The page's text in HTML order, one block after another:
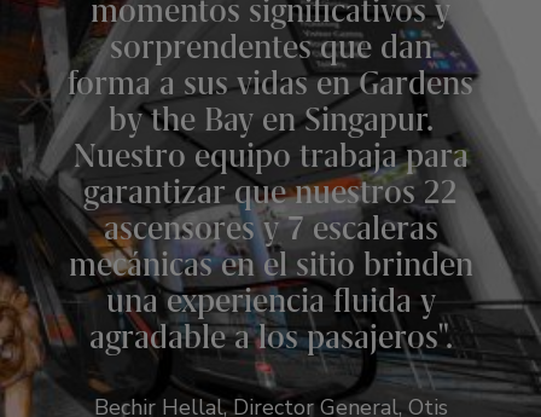
momentos significativos y
sorprendentes que dan
forma a sus vidas en Gardens
by the Bay en Singapur.
Nuestro equipo trabaja para
garantizar que nuestros 22
ascensores y 7 escaleras
mecánicas en el sitio brinden
una experiencia fluida y
agradable a los pasajeros.
Bechir Hellal, Director General, Otis